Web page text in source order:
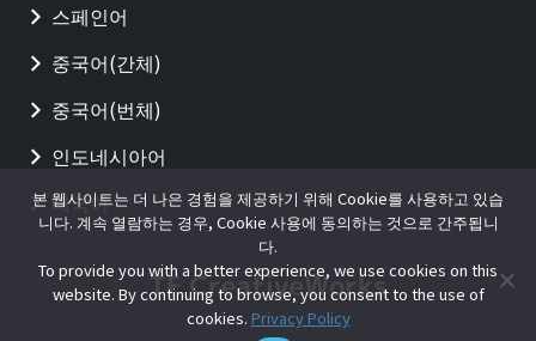
스페인어
중국어(간체)
중국어(번체)
인도네시아어
태국어
본 웹사이트는 더 나은 경험을 제공하기 위해 Cookie를 사용하고 있습
니다. 계속 열람하는 경우, Cookie 사용에 동의하는 것으로 간주됩니
다.
To provide you with a better experience, we use cookies on this
website. By continuing to browse, you consent to the use of
cookies. Privacy Policy